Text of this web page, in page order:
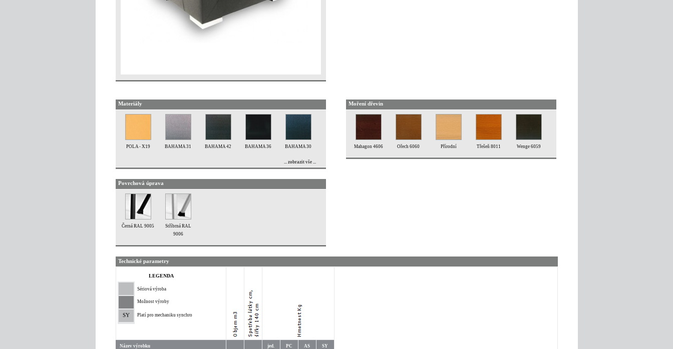
Materiály
POLA - X19 BAHAMA 31 BAHAMA 42 BAHAMA 36 BAHAMA 30
... zobrazit vše ...
Povrchová úprava
Černá RAL 9005
Stříbrná RAL
9006
Moření dřevin
Mahagon 4606 Ořech 6060 Přírodní Třešeň 8011 Wenge 6059
Technické parametry
LEGENDA
SY
Sériová výroba
Možnost výroby
Platí pro mechaniku synchro
Název výrobku jed. PC AS SY